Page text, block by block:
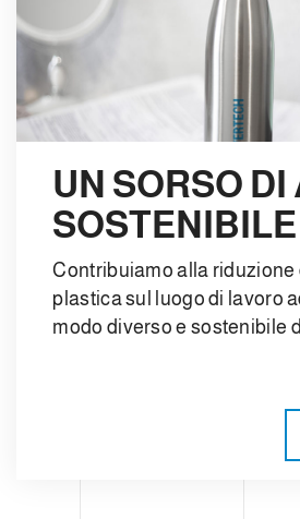
UN SORSO DI
SOSTENIBILE
Contribuiamo alla riduzione
plastica sul luogo di lavoro
modo diverso e sostenibile